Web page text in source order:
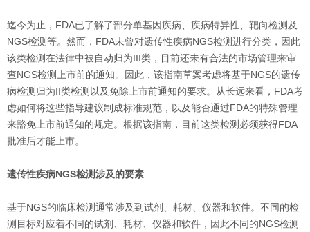
迄今为止，FDA已了解了部分单基因疾病、疾病特异性、靶向检测及
NGS检测等。然而，FDA未曾对遗传性疾病NGS检测进行分类，因此
该类检测在法律中被自动归为III类，目前还未有合法的市场管理来审
查NGS检测上市前的通知。因此，该指南草案考虑将基于NGS的遗传
病检测归为II类检测以及免除上市前通知的要求。从长远来看，FDA考
虑如何将这些指导建议制成标准规范，以及能否通过FDA的特殊管理
来豁免上市前通知的规定。根据该指南，目前这类检测必须获得FDA
批准后才能上市。
遗传性疾病NGS检测涉及的要素
基于NGS的临床检测通常涉及到试剂、耗材、仪器和软件。不同的检
测目标对应着不同的试剂、耗材、仪器和软件，因此不同的NGS检测